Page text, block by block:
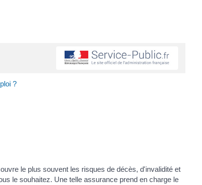
?
le plus souvent les risques de décès, d'invalidité et
le souhaitez. Une telle assurance prend en charge le